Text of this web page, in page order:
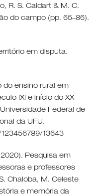
R. S. Caldart & M. C.
do campo (pp. 65–86).
em disputa.
do ensino rural em
IXI e início do XX
Federal de
da UFU.
13643
Pesquisa em
e professores
Chaloba, M. Celeste
e memória da